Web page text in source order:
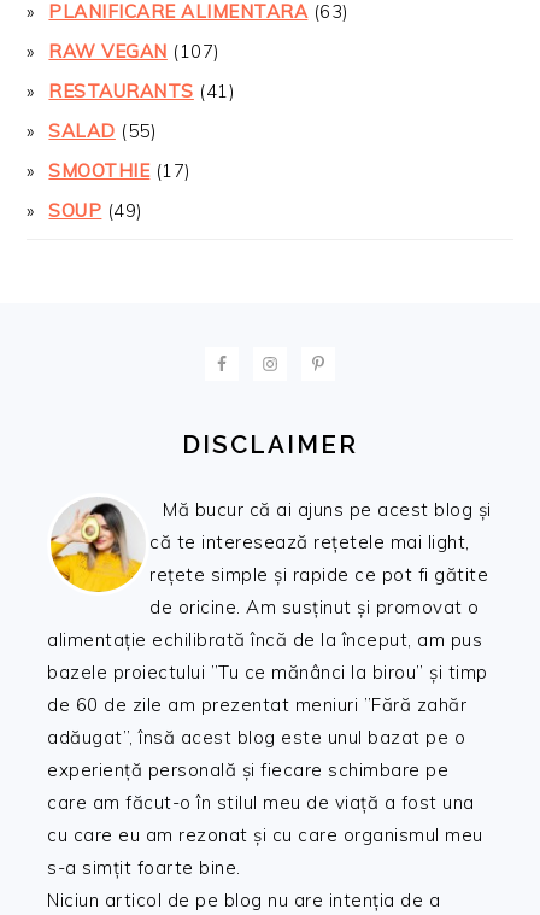
PLANIFICARE ALIMENTARA(63)
RAW VEGAN (107)
RESTAURANTS (41)
SALAD (55)
SMOOTHIE(17)
SOUP (49)
DISCLAIMER
Mă bucur că ai ajuns pe acest blog și
că te interesează rețetele mai light,
rețete simple și rapide ce pot fi gătite
de oricine. Am susținut și promovat o
alimentație echilibrată încă de la început, am pus
bazele proiectului ”Tu ce mănânci la birou” și timp
de 60 de zile am prezentat meniuri ”Fără zahăr
adăugat”, însă acest blog este unul bazat pe o
experiență personală și fiecare schimbare pe
care am făcut-o în stilul meu de viață a fost una
cu care eu am rezonat și cu care organismul meu
s-a simțit foarte bine.
Niciun articol de pe blog nu are intenția de a